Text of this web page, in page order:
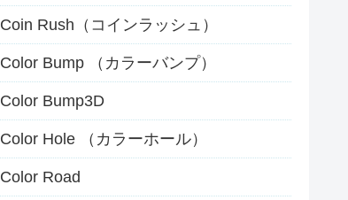
Coin Rush（コインラッシュ）
Color Bump （カラーバンプ）
Color Bump3D
Color Hole （カラーホール）
Color Road